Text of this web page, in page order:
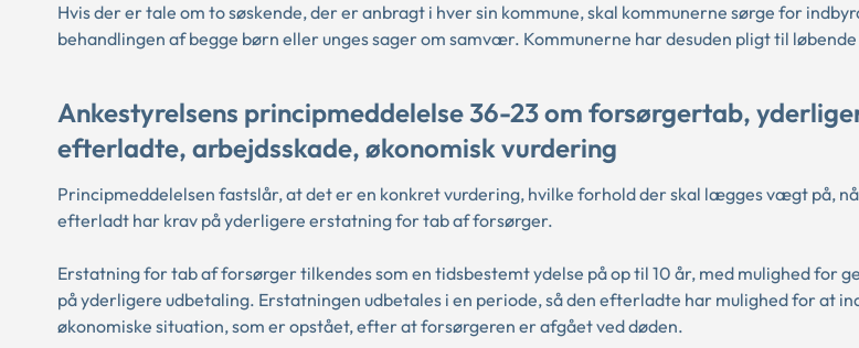
Hvis der er tale om to søskende, der er anbragt i hver sin kommune, skal kommunerne sørge for
behandlingen af begge børn eller unges sager om samvær. Kommunerne har desuden pligt til
Ankestyrelsens principmeddelelse 36-23 om forsørgertab,
efterladte, arbejdsskade, økonomisk vurdering
Principmeddelelsen fastslår, at det er en konkret vurdering, hvilke forhold der skal lægges vægt på,
efterladt har krav på yderligere erstatning for tab af forsørger.
Erstatning for tab af forsørger tilkendes som en tidsbestemt ydelse på op til 10 år, med mulighed for
på yderligere udbetaling. Erstatningen udbetales i en periode, så den efterladte har mulighed for at
økonomiske situation, som er opstået, efter at forsørgeren er afgået ved døden.